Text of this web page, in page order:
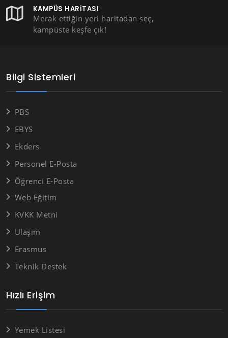
KAMPÜS HARITASI
Merak ettiğin yeri haritadan seç,
kampüste keşfe çık!
Hızlı Erişim
Yemek Listesi
Bilgi Sistemleri
PBS
EBYS
Ekders
Personel E-Posta
Öğrenci E-Posta
Web Eğitim
KVKK Metni
Ulaşım
Erasmus
Teknik Destek